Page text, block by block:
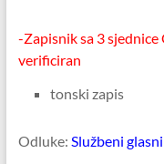
-Zapisnik sa 3
verificiran
tonski zapis
Odluke: Službeni